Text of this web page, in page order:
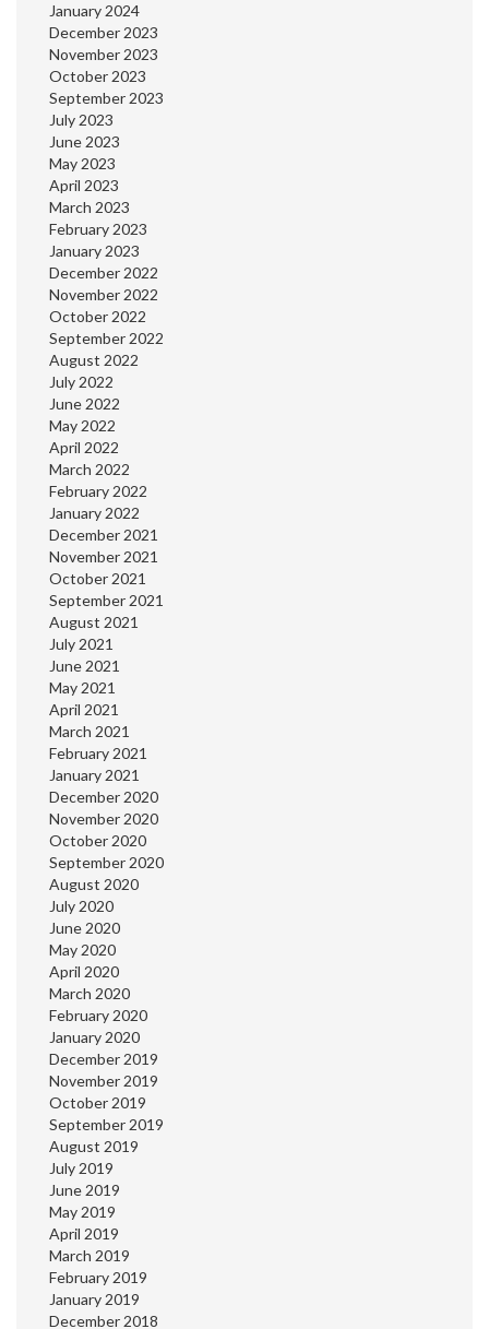
January 2024
December 2023
November 2023
October 2023
September 2023
July 2023
June 2023
May 2023
April 2023
March 2023
February 2023
January 2023
December 2022
November 2022
October 2022
September 2022
August 2022
July 2022
June 2022
May 2022
April 2022
March 2022
February 2022
January 2022
December 2021
November 2021
October 2021
September 2021
August 2021
July 2021
June 2021
May 2021
April 2021
March 2021
February 2021
January 2021
December 2020
November 2020
October 2020
September 2020
August 2020
July 2020
June 2020
May 2020
April 2020
March 2020
February 2020
January 2020
December 2019
November 2019
October 2019
September 2019
August 2019
July 2019
June 2019
May 2019
April 2019
March 2019
February 2019
January 2019
December 2018